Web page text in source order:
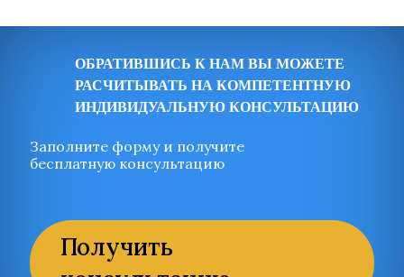
ОБРАТИВШИСЬ К НАМ ВЫ МОЖЕТЕ
РАСЧИТЫВАТЬ НА КОМПЕТЕНТНУЮ
ИНДИВИДУАЛЬНУЮ КОНСУЛЬТАЦИЮ
Заполните форму и получите
бесплатную консультацию
Получить